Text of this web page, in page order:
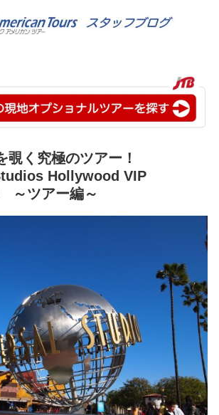
覗く究極のツアー！
Hollywood VIP
～ツアー編～